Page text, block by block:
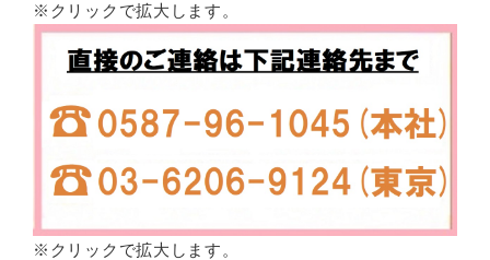
※クリックで拡大します。
※クリックで拡大します。